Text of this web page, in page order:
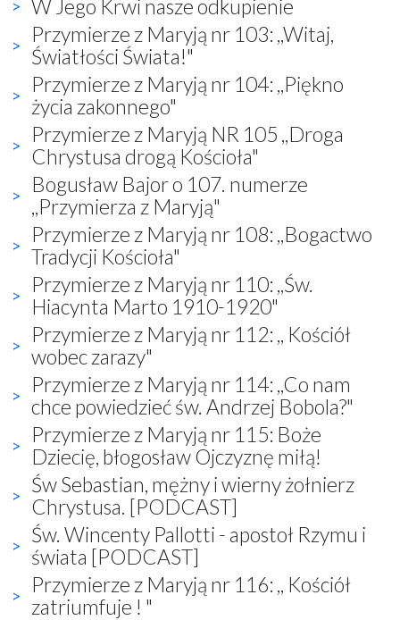
W Jego Krwi nasze odkupienie
Przymierze z Maryją nr 103: ,,Witaj,
Światłości Świata!"
Przymierze z Maryją nr 104: ,,Piękno
życia zakonnego"
Przymierze z Maryją NR 105 ,,Droga
Chrystusa drogą Kościoła"
Bogusław Bajor o 107. numerze
,,Przymierza z Maryją"
Przymierze z Maryją nr 108: ,,Bogactwo
Tradycji Kościoła"
Przymierze z Maryją nr 110: ,,Św.
Hiacynta Marto 1910-1920"
Przymierze z Maryją nr 112: ,, Kościół
wobec zarazy"
Przymierze z Maryją nr 114: ,,Co nam
chce powiedzieć św. Andrzej Bobola?"
Przymierze z Maryją nr 115: Boże
Dziecię, błogosław Ojczyznę miłą!
Św Sebastian, mężny i wierny żołnierz
Chrystusa. [PODCAST]
Św. Wincenty Pallotti - apostoł Rzymu i
świata [PODCAST]
Przymierze z Maryją nr 116: ,, Kościół
zatriumfuje ! "